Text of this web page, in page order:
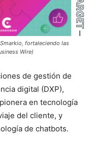
fortaleciendo las
Wire)
de gestión de
digital (DXP),
en tecnología
del cliente, y
de chatbots.